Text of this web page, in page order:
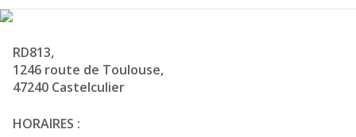
RD813,
1246 route de Toulouse,
47240 Castelculier
HORAIRES :